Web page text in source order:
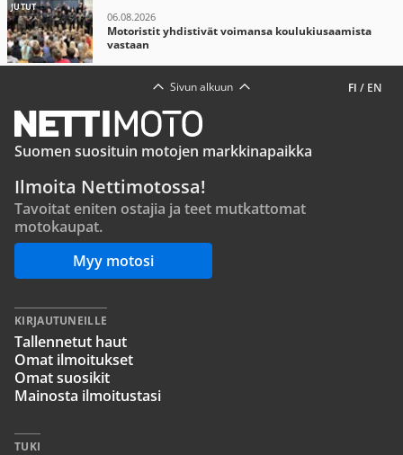
JUTUT
06.08.2026
Motoristit yhdistivät voimansa koulukiusaamista
vastaan
FI / EN
Sivun alkuun
Suomen suosituin motojen markkinapaikka
Ilmoita Nettimotossa!
Tavoitat eniten ostajia ja teet mutkattomat
motokaupat.
Myy motosi
KIRJAUTUNEILLE
Tallennetut haut
Omat ilmoitukset
Omat suosikit
Mainosta ilmoitustasi
TUKI